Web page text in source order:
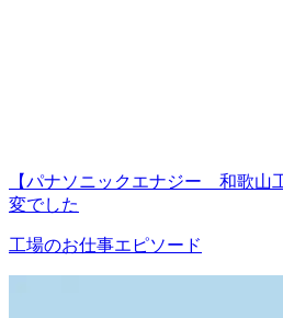
【パナソニックエナジー 和歌山
変でした
工場のお仕事エピソード